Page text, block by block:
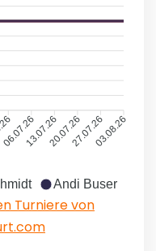
06.07.2613.07.2620.07.2627.07.2603.08.26
Andi Buser
Turniere von